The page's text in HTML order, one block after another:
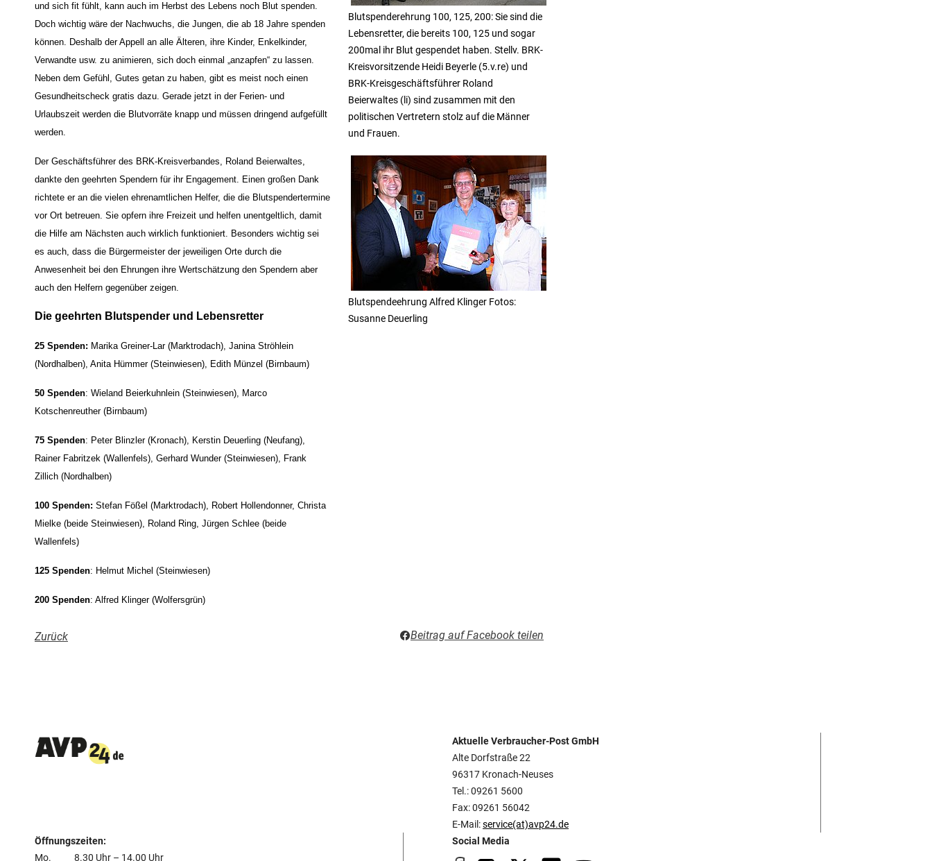
und sich fit fühlt, kann auch im Herbst des Lebens noch Blut spenden.
Doch wichtig wäre der Nachwuchs, die Jungen, die ab 18 Jahre spenden
können. Deshalb der Appell an alle Älteren, ihre Kinder, Enkelkinder,
Verwandte usw. zu animieren, sich doch einmal „anzapfen“ zu lassen.
Neben dem Gefühl, Gutes getan zu haben, gibt es meist noch einen
Gesundheitscheck gratis dazu. Gerade jetzt in der Ferien- und
Urlaubszeit werden die Blutvorräte knapp und müssen dringend aufgefüllt
werden.
Der Geschäftsführer des BRK-Kreisverbandes, Roland Beierwaltes,
dankte den geehrten Spendern für ihr Engagement. Einen großen Dank
richtete er an die vielen ehrenamtlichen Helfer, die die Blutspendertermine
vor Ort betreuen. Sie opfern ihre Freizeit und helfen unentgeltlich, damit
die Hilfe am Nächsten auch wirklich funktioniert. Besonders wichtig sei
es auch, dass die Bürgermeister der jeweiligen Orte durch die
Anwesenheit bei den Ehrungen ihre Wertschätzung den Spendern aber
auch den Helfern gegenüber zeigen.
Die geehrten Blutspender und Lebensretter
25 Spenden: Marika Greiner-Lar (Marktrodach), Janina Ströhlein
(Nordhalben), Anita Hümmer (Steinwiesen), Edith Münzel (Birnbaum)
50 Spenden: Wieland Beierkuhnlein (Steinwiesen), Marco
Kotschenreuther (Birnbaum)
75 Spenden: Peter Blinzler (Kronach), Kerstin Deuerling (Neufang),
Rainer Fabritzek (Wallenfels), Gerhard Wunder (Steinwiesen), Frank
Zillich (Nordhalben)
100 Spenden: Stefan Fößel (Marktrodach), Robert Hollendonner, Christa
Mielke (beide Steinwiesen), Roland Ring, Jürgen Schlee (beide
Wallenfels)
125 Spenden: Helmut Michel (Steinwiesen)
200 Spenden: Alfred Klinger (Wolfersgrün)
Blutspenderehrung 100, 125, 200: Sie sind die
Lebensretter, die bereits 100, 125 und sogar
200mal ihr Blut gespendet haben. Stellv. BRK-
Kreisvorsitzende Heidi Beyerle (5.v.re) und
BRK-Kreisgeschäftsführer Roland
Beierwaltes (li) sind zusammen mit den
politischen Vertretern stolz auf die Männer
und Frauen.
Blutspendeehrung Alfred Klinger Fotos:
Susanne Deuerling
Zurück Beitrag auf Facebook teilen
Aktuelle Verbraucher-Post GmbH
Alte Dorfstraße 22
96317 Kronach-Neuses
Tel.: 09261 5600
Fax: 09261 56042
E-Mail:service(at)avp24.de
Öffnungszeiten:
Mo. 8.30 Uhr – 14.00 Uhr
Social Media